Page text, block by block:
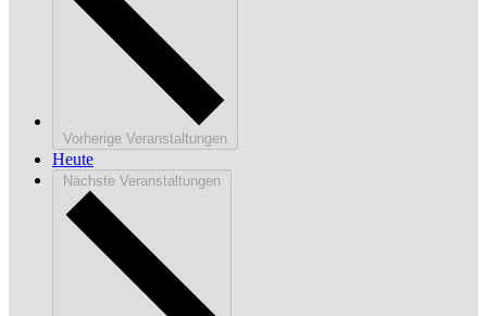
Vorherige Veranstaltungen
Heute
Nächste Veranstaltungen